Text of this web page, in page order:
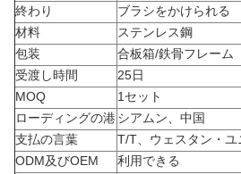
終わり
ブラシをかけられる
材料
ステンレス鋼
包装
合板箱/鉄骨フレーム
受渡し時間
25日
MOQ
1セット
ローディングの港シアムン、中国
支払の言葉
T/T、ウェスタン・ユ
ODM及びOEM
利用できる